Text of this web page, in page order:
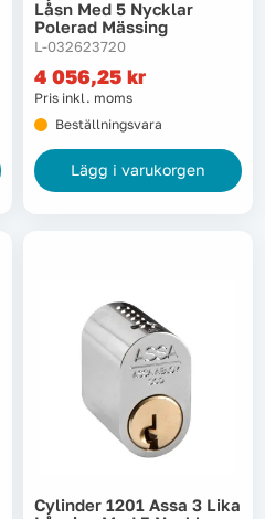
Låsn Med 5 Nycklar
Polerad Mässing
L-032623720
4 056,25 kr
Pris inkl. moms
Beställningsvara
Lägg i varukorgen
Cylinder 1201 Assa 3 Lika